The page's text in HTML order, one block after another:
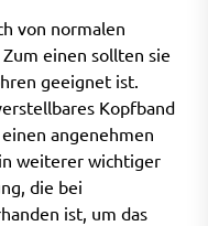
von normalen
einen sollten sie
geeignet ist.
Kopfband
angenehmen
weiterer wichtiger
die bei
ist, um das